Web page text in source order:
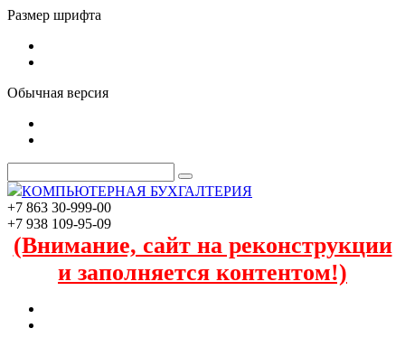
Размер шрифта
Обычная версия
КОМПЬЮТЕРНАЯ БУХГАЛТЕРИЯ
+7 863 30-999-00
+7 938 109-95-09
(Внимание, сайт на реконструкции
и заполняется контентом!)